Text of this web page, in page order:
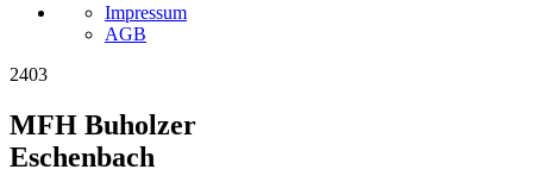
Impressum
AGB
2403
MFH Buholzer
Eschenbach